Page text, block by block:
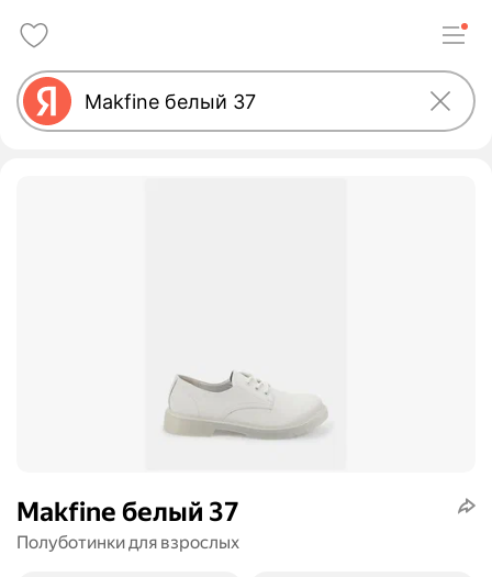
Makfine белый 37
Полуботинки для взрослых